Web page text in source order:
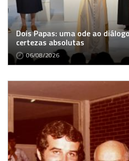
Dois Papas: uma ode ao
certezas absolutas
06/08/2026